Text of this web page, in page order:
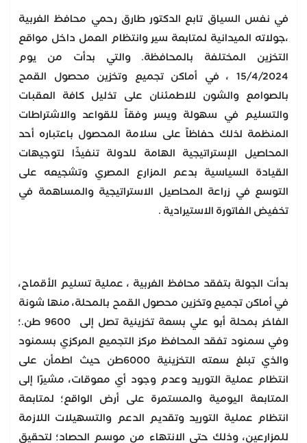
في نفس السياق تابع الدكتور طارق رحمي محافظ الغربية
،جولاته الميدانية لمتابعة سير وانتظام العمل داخل مواقع
التخزين المختلفة بالمحافظة. والتي بدأت من يوم
15/4/2024 ، في أماكن تجميع وتخزين محصول القمح
بالصوامع والشون للاطمئنان على تذليل كافة العقبات
والتسليم في سهولة ويسر وفقاً للقواعد والاشتراطات
المنظمة لذلك حفاظاً على سلامة المحصول باعتباره أحد
المحاصيل الإستراتيجية الهامة للدولة تنفيذًا لتوجيهات
القيادة السياسية بدعم المزارع المصري وتشجيعه على
التوسع في زراعة المحاصيل الاستراتيجية والمساهمة في
تخفيض الفاتورة الاستيرادية .
بدأت الجولة بتفقد محافظ الغربية ، عملية تسليم الأقماح،
في أماكن تجميع وتخزين محصول القمح بالمحلة، منها شونة
الفاخر بمحلة أبو علي بسعة تخزينية تصل إلى 9600 طن.؛
وفي سمنود تفقد المحافظ مركز التجميع المركزي بسمنود
والذي تبلغ سعته التخزينية 6000طن حيث اطمأن على
انتظام عملية التوريد وعدم وجود أي معوقات، مشيرًا إلى
المتابعة اليومية والمستمرة على أرض الواقع؛ لمتابعة
انتظام عملية التوريد وتقديم الدعم والتسهيلات اللازمة
للمزارعين، وذلك حتى الانتهاء من موسم الحصاد؛ لتحقيق